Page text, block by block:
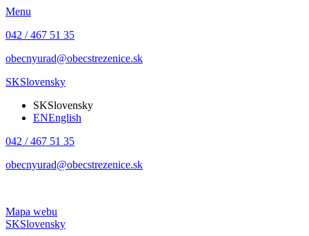
Menu
042 / 467 51 35
obecnyurad@obecstrezenice.sk
SKSlovensky
SKSlovensky
ENEnglish
042 / 467 51 35
obecnyurad@obecstrezenice.sk
Mapa webu
SKSlovensky